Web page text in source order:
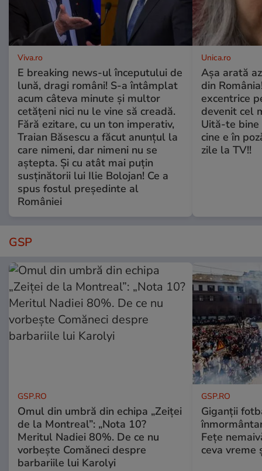
Viva.ro
E breaking news-ul începutului de
lună, dragi români! S-a întâmplat
acum câteva minute și multor
cetățeni nici nu le vine să creadă.
Fără ezitare, cu un ton imperativ,
Traian Băsescu a făcut anunțul la
care nimeni, dar nimeni nu se
aștepta. Și cu atât mai puțin
susținătorii lui Ilie Bolojan! Ce a
spus fostul președinte al
României
Unica.ro
Așa arată
din
excentrice
devenit cel
Uită-te bine
cine e în
zile la TV!!
GSP
GSP.RO
Omul din umbră din echipa „Zeiței
de la Montreal”: „Nota 10?
Meritul Nadiei 80%. De ce nu
vorbește Comăneci despre
barbariile lui Karolyi
GSP.RO
Giganții
Fețe
ceva vreme